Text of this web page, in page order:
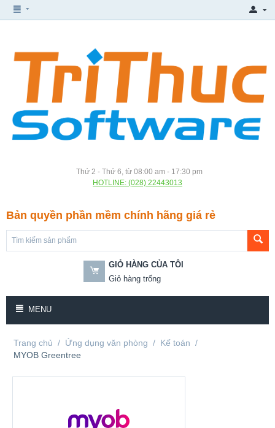
Thứ 2 - Thứ 6, từ 08:00 am - 17:30 pm
HOTLINE: (028) 22443013
Bản quyền phần mềm chính hãng giá rẻ
GIỎ HÀNG CỦA TÔI
Giỏ hàng trống
MENU
Trang chủ / Ứng dụng văn phòng / Kế toán /
MYOB Greentree